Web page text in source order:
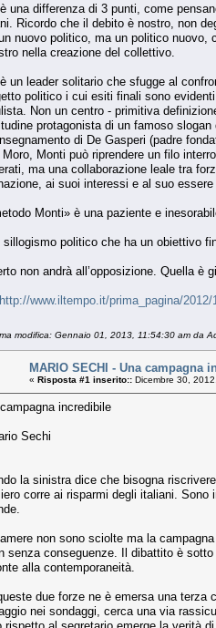
una differenza di 3 punti, come
Ricordo che il debito è nostro, non
nuovo politico, ma un politico nuovo,
nella creazione del collettivo.
un leader solitario che sfugge al
politico i cui esiti finali sono
Non un centro - primitiva
protagonista di un famoso
di De Gasperi (padre
Moro, Monti può riprendere un filo
ma una collaborazione leale tra
ai suoi interessi e al suo
Monti» è una paziente e
sillogismo politico che ha un obiettivo
non andrà all’opposizione. Quella è
http://www.iltempo.it/prima_pagina/
modifica: Gennaio 01, 2013, 11:54:30 am da
MARIO SECHI - Una campagna
« Risposta #1 inserito:: Dicembre 30,
incredibile
Sechi
la sinistra dice che bisogna
corre ai risparmi degli italiani.
non sono sciolte ma la
senza conseguenze. Il dibattito è
alla contemporaneità.
due forze ne è emersa una terza
nei sondaggi, cerca una via